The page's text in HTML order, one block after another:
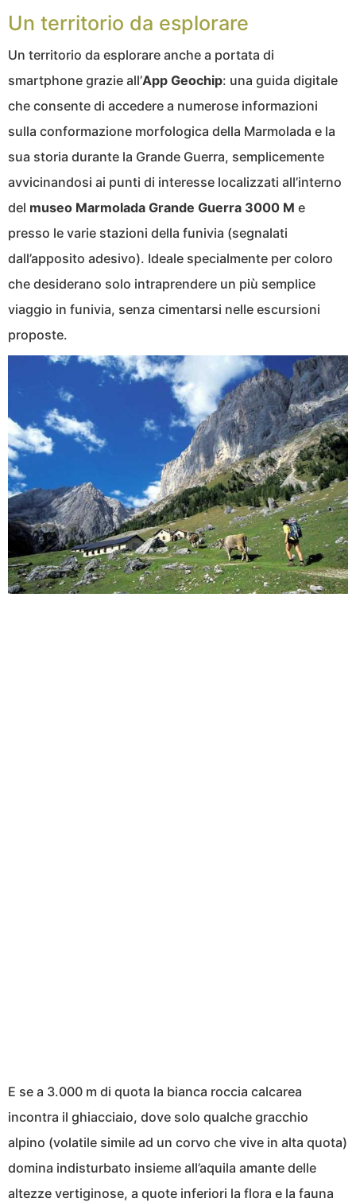
Un territorio da esplorare
Un territorio da esplorare anche a portata di
smartphone grazie all’App Geochip: una guida digitale
che consente di accedere a numerose informazioni
sulla conformazione morfologica della Marmolada e la
sua storia durante la Grande Guerra, semplicemente
avvicinandosi ai punti di interesse localizzati all’interno
del museo Marmolada Grande Guerra 3000 M e
presso le varie stazioni della funivia (segnalati
dall’apposito adesivo). Ideale specialmente per coloro
che desiderano solo intraprendere un più semplice
viaggio in funivia, senza cimentarsi nelle escursioni
proposte.
E se a 3.000 m di quota la bianca roccia calcarea
incontra il ghiacciaio, dove solo qualche gracchio
alpino (volatile simile ad un corvo che vive in alta quota)
domina indisturbato insieme all’aquila amante delle
altezze vertiginose, a quote inferiori la flora e la fauna